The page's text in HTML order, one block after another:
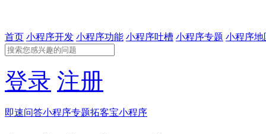
首页 小程序开发 小程序功能 小程序吐槽 小程序专题 小程序地
登录 注册
即速问答小程序专题拓客宝小程序